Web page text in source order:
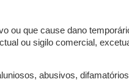
ou que cause dano
ou sigilo comercial,
abusivos,